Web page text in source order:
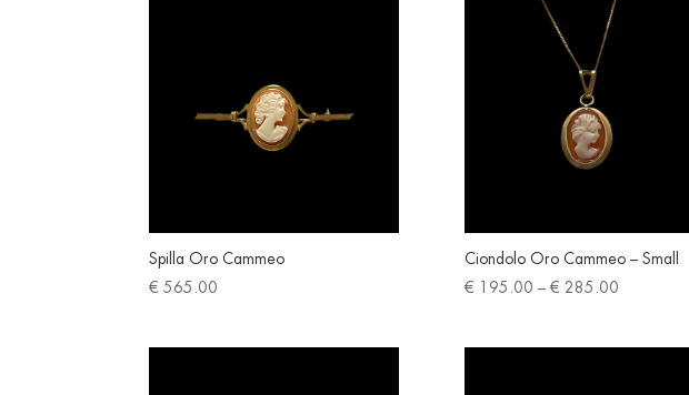
Spilla Oro Cammeo
€ 565.00
Ciondolo Oro Cammeo – Small
€ 195.00 – € 285.00Price